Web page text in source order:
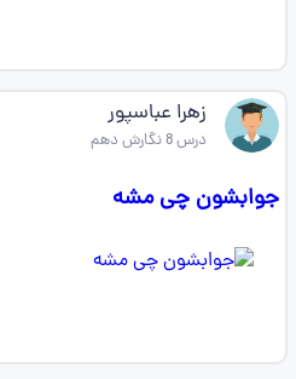
زهرا عباسپور
درس 8 نگارش دهم
جوابشون چی مشه